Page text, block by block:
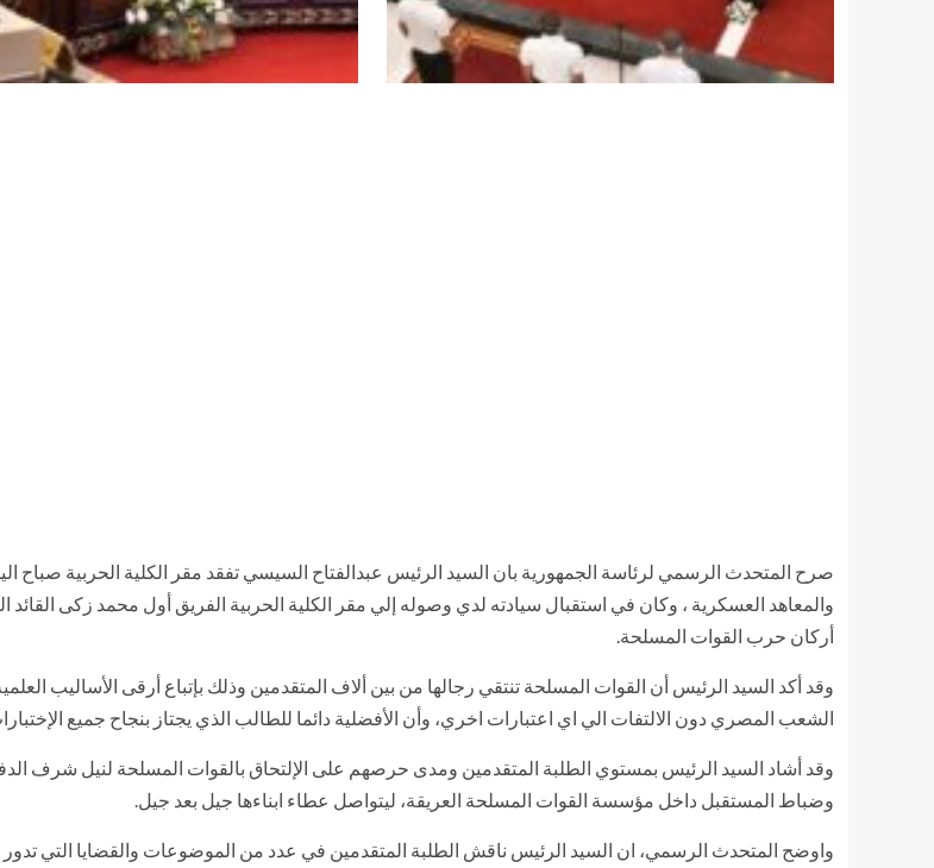
صرح المتحدث الرسمي لرئاسة الجمهورية بان السيد الرئيس عبدالفتاح السيسي تفقد مقر الكلية الحربية صباح
والمعاهد العسكرية ، وكان في استقبال سيادته لدي وصوله إلي مقر الكلية الحربية الفريق أول محمد زکی القائد
أركان حرب القوات المسلحة.
وقد أكد السيد الرئيس أن القوات المسلحة تنتقي رجالها من بين ألاف المتقدمين وذلك بإتباع أرقى الأساليب
الشعب المصري دون الالتفات الي اي اعتبارات اخري، وأن الأفضلية دائما للطالب الذي يجتاز بنجاح جميع
وقد أشاد السيد الرئيس بمستوي الطلبة المتقدمين ومدى حرصهم على الإلتحاق بالقوات المسلحة لنيل شرف
وضباط المستقبل داخل مؤسسة القوات المسلحة العريقة، ليتواصل عطاء ابناءها جيل بعد جيل.
واوضح المتحدث الرسمي، ان السيد الرئيس ناقش الطلبة المتقدمين في عدد من الموضوعات والقضايا التي تدور